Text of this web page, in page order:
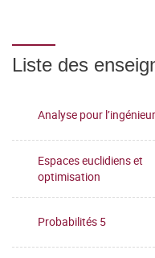
Liste des
Analyse pour l’ingénieur
Espaces euclidiens et
optimisation
Probabilités 5